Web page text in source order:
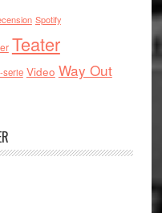
Spotify
Teater
serie Video Way Out